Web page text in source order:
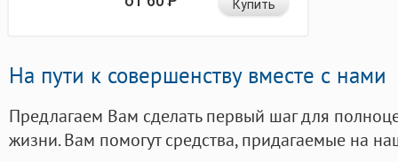
Купить
На пути к совершенству вместе с нами
Предлагаем Вам сделать первый шаг для
жизни. Вам помогут средства, придагаемые на